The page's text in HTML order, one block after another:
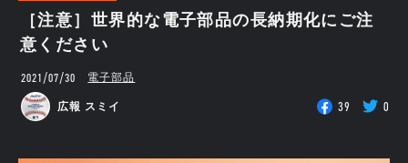
［注意］世界的な電子部品の長納期化にご注
意ください
2021/07/30 電子部品
広報 スミイ 39 0